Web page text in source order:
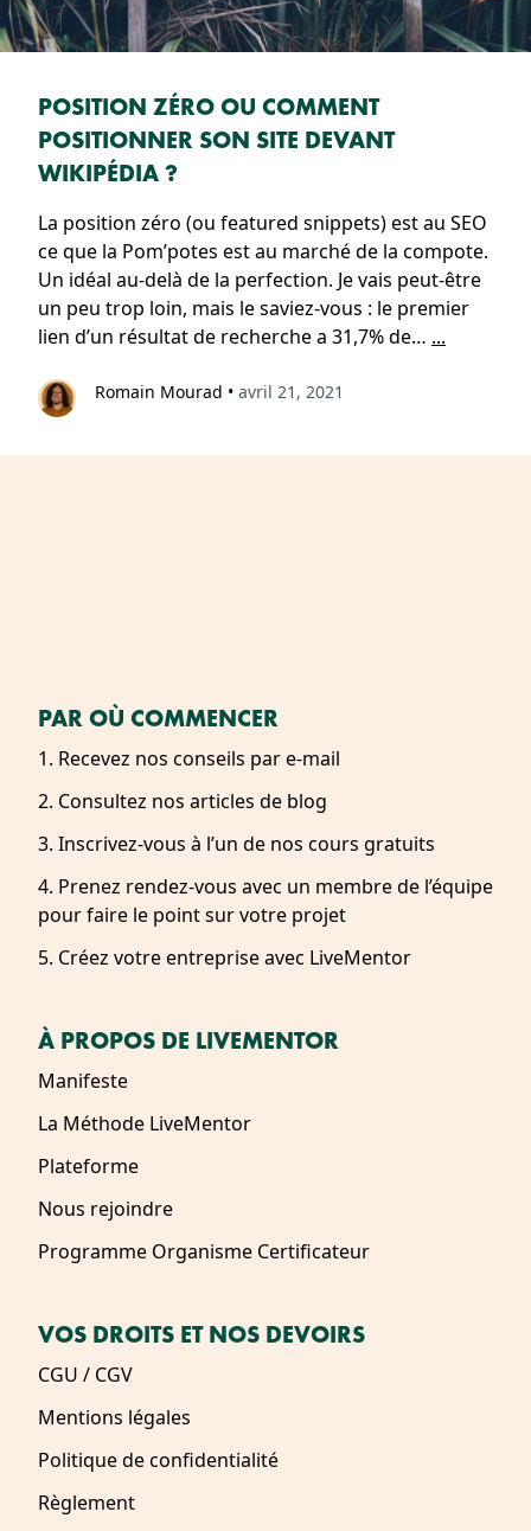
POSITION ZÉRO OU COMMENT
POSITIONNER SON SITE DEVANT
WIKIPÉDIA ?
La position zéro (ou featured snippets) est au SEO
ce que la Pom’potes est au marché de la compote.
Un idéal au-delà de la perfection. Je vais peut-être
un peu trop loin, mais le saviez-vous : le premier
lien d’un résultat de recherche a 31,7% de… ...
Romain Mourad • avril 21, 2021
PAR OÙ COMMENCER
1. Recevez nos conseils par e-mail
2. Consultez nos articles de blog
3. Inscrivez-vous à l’un de nos cours gratuits
4. Prenez rendez-vous avec un membre de l’équipe
pour faire le point sur votre projet
5. Créez votre entreprise avec LiveMentor
À PROPOS DE LIVEMENTOR
Manifeste
La Méthode LiveMentor
Plateforme
Nous rejoindre
Programme Organisme Certificateur
VOS DROITS ET NOS DEVOIRS
CGU / CGV
Mentions légales
Politique de confidentialité
Règlement